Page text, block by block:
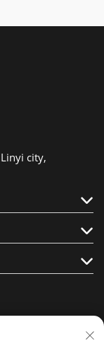
city,